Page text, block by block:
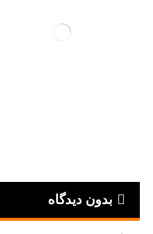
بدون دیدگاه